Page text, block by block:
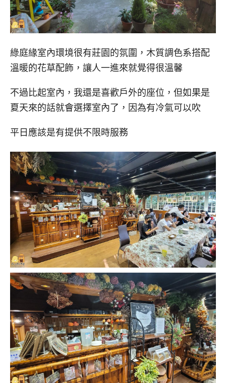
綠庭緣室內環境很有莊園的氛圍，木質調色系搭配
溫暖的花草配飾，讓人一進來就覺得很溫馨
不過比起室內，我還是喜歡戶外的座位，但如果是
夏天來的話就會選擇室內了，因為有冷氣可以吹
平日應該是有提供不限時服務